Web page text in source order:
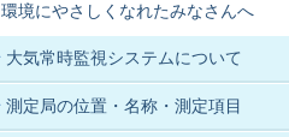
環境にやさしくなれたみなさんへ
大気常時監視システムについて
測定局の位置・名称・測定項目